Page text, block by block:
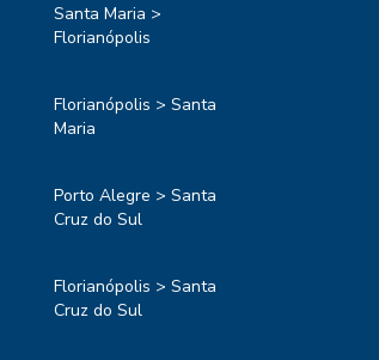
Santa Maria >
Florianópolis
Florianópolis > Santa
Maria
Porto Alegre > Santa
Cruz do Sul
Florianópolis > Santa
Cruz do Sul